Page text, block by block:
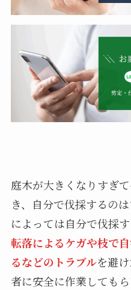
庭木が大きくなりすぎ
き、自分で伐採するの
によっては自分で伐採
転落によるケガや枝で
るなどのトラブルを避
者に安全に作業してもら